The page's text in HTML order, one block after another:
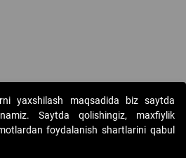
onlayn-auksionlarni
yaxshilash maqsadida biz saytda
Saytda qolishingiz, maxfiylik
foydalanish shartlarini qabul